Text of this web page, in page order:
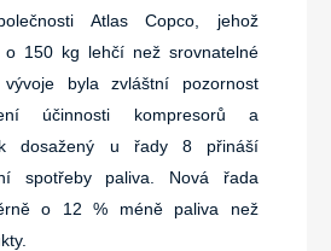
Atlas Copco, jehož
o 150 kg lehčí než srovnatelné
byla zvláštní pozornost
účinnosti kompresorů a
dosažený u řady 8 přináší
spotřeby paliva. Nová řada
o 12 % méně paliva než